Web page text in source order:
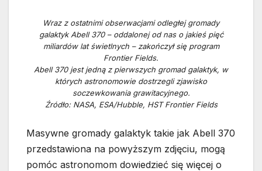
Wraz z ostatnimi obserwacjami odległej gromady
galaktyk Abell 370 – oddalonej od nas o jakieś pięć
miliardów lat świetlnych – zakończył się program
Frontier Fields.
Abell 370 jest jedną z pierwszych gromad galaktyk, w
których astronomowie dostrzegli zjawisko
soczewkowania grawitacyjnego.
Źródło: NASA, ESA/Hubble, HST Frontier Fields
Masywne gromady galaktyk takie jak Abell 370
przedstawiona na powyższym zdjęciu, mogą
pomóc astronomom dowiedzieć się więcej o